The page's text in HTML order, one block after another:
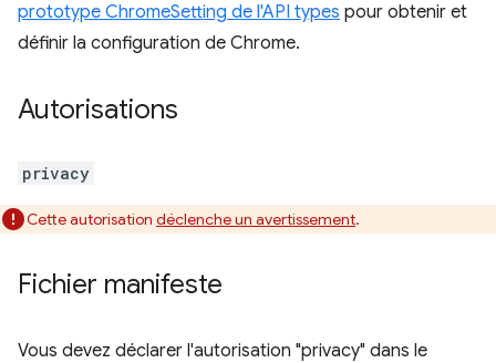
prototype ChromeSetting de l'API types pour obtenir et
définir la configuration de Chrome.
Autorisations
privacy
Cette autorisation déclenche un avertissement.
Fichier manifeste
Vous devez déclarer l'autorisation "privacy" dans le